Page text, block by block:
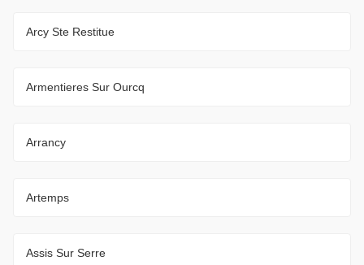
Arcy Ste Restitue
Armentieres Sur Ourcq
Arrancy
Artemps
Assis Sur Serre